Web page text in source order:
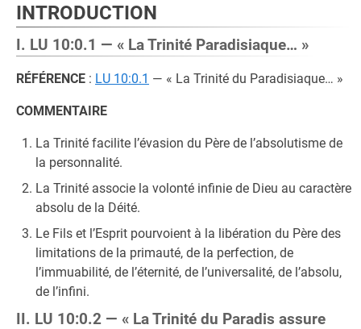
INTRODUCTION
I. LU 10:0.1 — « La Trinité Paradisiaque… »
RÉFÉRENCE : LU 10:0.1 — « La Trinité du Paradisiaque… »
COMMENTAIRE
La Trinité facilite l’évasion du Père de l’absolutisme de
la personnalité.
La Trinité associe la volonté infinie de Dieu au caractère
absolu de la Déité.
Le Fils et l’Esprit pourvoient à la libération du Père des
limitations de la primauté, de la perfection, de
l’immuabilité, de l’éternité, de l’universalité, de l’absolu,
de l’infini.
II. LU 10:0.2 — « La Trinité du Paradis assure